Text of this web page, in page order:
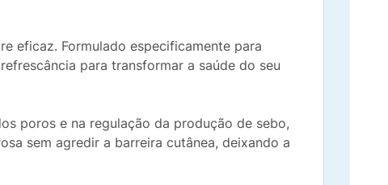
eficaz. Formulado especificamente para
para transformar a saúde do seu
poros e na regulação da produção de sebo,
sem agredir a barreira cutânea, deixando a